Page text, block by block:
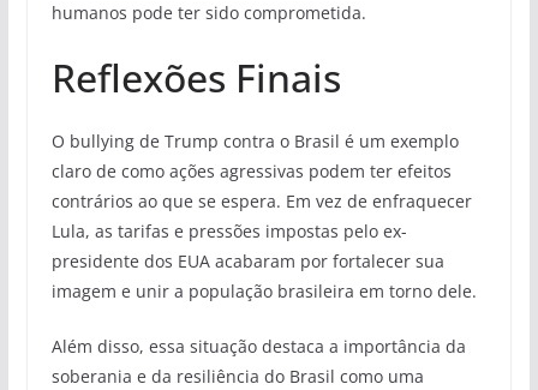
humanos pode ter sido comprometida.
Reflexões Finais
O bullying de Trump contra o Brasil é um exemplo
claro de como ações agressivas podem ter efeitos
contrários ao que se espera. Em vez de enfraquecer
Lula, as tarifas e pressões impostas pelo ex-
presidente dos EUA acabaram por fortalecer sua
imagem e unir a população brasileira em torno dele.
Além disso, essa situação destaca a importância da
soberania e da resiliência do Brasil como uma